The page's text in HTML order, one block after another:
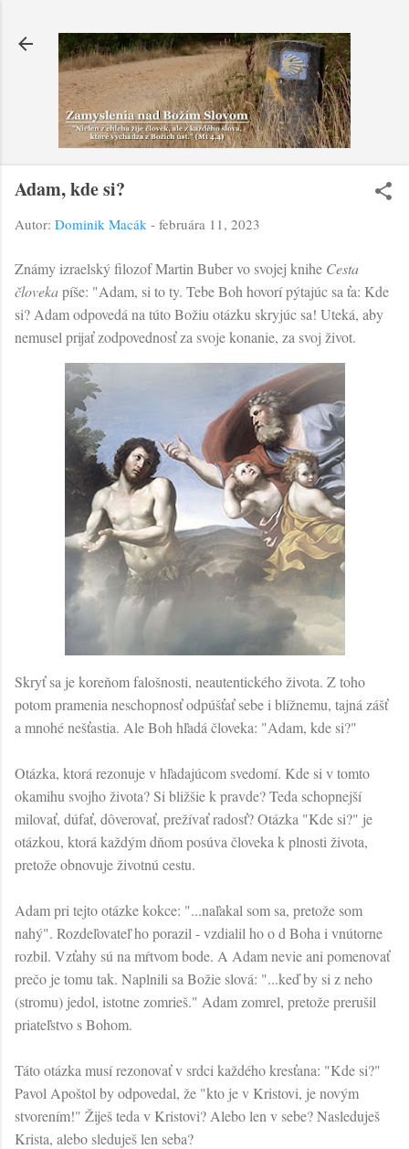
Adam, kde si?
Autor: Dominik Macák - februára 11, 2023
Známy izraelský filozof Martin Buber vo svojej knihe Cesta
človekapíše: "Adam, si to ty. Tebe Boh hovorí pýtajúc sa ťa: Kde
si? Adam odpovedá na túto Božiu otázku skryjúc sa! Uteká, aby
nemusel prijať zodpovednosť za svoje konanie, za svoj život.
Skryť sa je koreňom falošnosti, neautentického života. Z toho
potom pramenia neschopnosť odpúšťať sebe i blížnemu, tajná zášť
a mnohé nešťastia. Ale Boh hľadá človeka: "Adam, kde si?"
Otázka, ktorá rezonuje v hľadajúcom svedomí. Kde si v tomto
okamihu svojho života? Si bližšie k pravde? Teda schopnejší
milovať, dúfať, dôverovať, prežívať radosť? Otázka "Kde si?" je
otázkou, ktorá každým dňom posúva človeka k plnosti života,
pretože obnovuje životnú cestu.
Adam pri tejto otázke kokce: "...naľakal som sa, pretože som
nahý". Rozdeľovateľ ho porazil - vzdialil ho o d Boha i vnútorne
rozbil. Vzťahy sú na mŕtvom bode. A Adam nevie ani pomenovať
prečo je tomu tak. Naplnili sa Božie slová: "...keď by si z neho
(stromu) jedol, istotne zomrieš." Adam zomrel, pretože prerušil
priateľstvo s Bohom.
Táto otázka musí rezonovať v srdci každého kresťana: "Kde si?"
Pavol Apoštol by odpovedal, že "kto je v Kristovi, je novým
stvorením!" Žiješ teda v Kristovi? Alebo len v sebe? Nasleduješ
Krista, alebo sleduješ len seba?